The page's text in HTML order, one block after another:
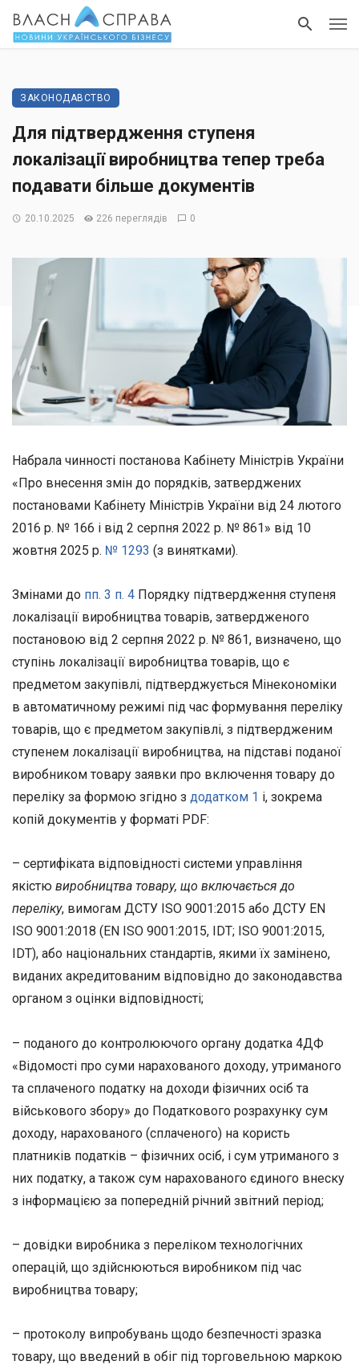
ЗАКОНОДАВСТВО
Для підтвердження ступеня
локалізації виробництва тепер треба
подавати більше документів
20.10.2025 226 переглядів 0
Набрала чинності постанова Кабінету Міністрів України
«Про внесення змін до порядків, затверджених
постановами Кабінету Міністрів України від 24 лютого
2016 р. № 166 і від 2 серпня 2022 р. № 861» від 10
жовтня 2025 р. № 1293 (з винятками).
Змінами до пп. 3 п. 4 Порядку підтвердження ступеня
локалізації виробництва товарів, затвердженого
постановою від 2 серпня 2022 р. № 861, визначено, що
ступінь локалізації виробництва товарів, що є
предметом закупівлі, підтверджується Мінекономіки
в автоматичному режимі під час формування переліку
товарів, що є предметом закупівлі, з підтвердженим
ступенем локалізації виробництва, на підставі поданої
виробником товару заявки про включення товару до
переліку за формою згідно з додатком 1 і, зокрема
копій документів у форматі PDF:
– сертифіката відповідності системи управління
якістю виробництва товару, що включається до
переліку, вимогам ДСТУ ISO 9001:2015 або ДСТУ EN
ISO 9001:2018 (EN ISO 9001:2015, IDT; ISO 9001:2015,
IDT), або національних стандартів, якими їх замінено,
виданих акредитованим відповідно до законодавства
органом з оцінки відповідності;
– поданого до контролюючого органу додатка 4ДФ
«Відомості про суми нарахованого доходу, утриманого
та сплаченого податку на доходи фізичних осіб та
військового збору» до Податкового розрахунку сум
доходу, нарахованого (сплаченого) на користь
платників податків – фізичних осіб, і сум утриманого з
них податку, а також сум нарахованого єдиного внеску
з інформацією за попередній річний звітний період;
– довідки виробника з переліком технологічних
операцій, що здійснюються виробником під час
виробництва товару;
– протоколу випробувань щодо безпечності зразка
товару, що введений в обіг під торговельною маркою